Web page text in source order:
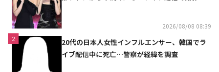
2026/08/08 08:39
2
20代の日本人女性インフルエンサー、韓国でラ
イブ配信中に死亡…警察が経緯を調査